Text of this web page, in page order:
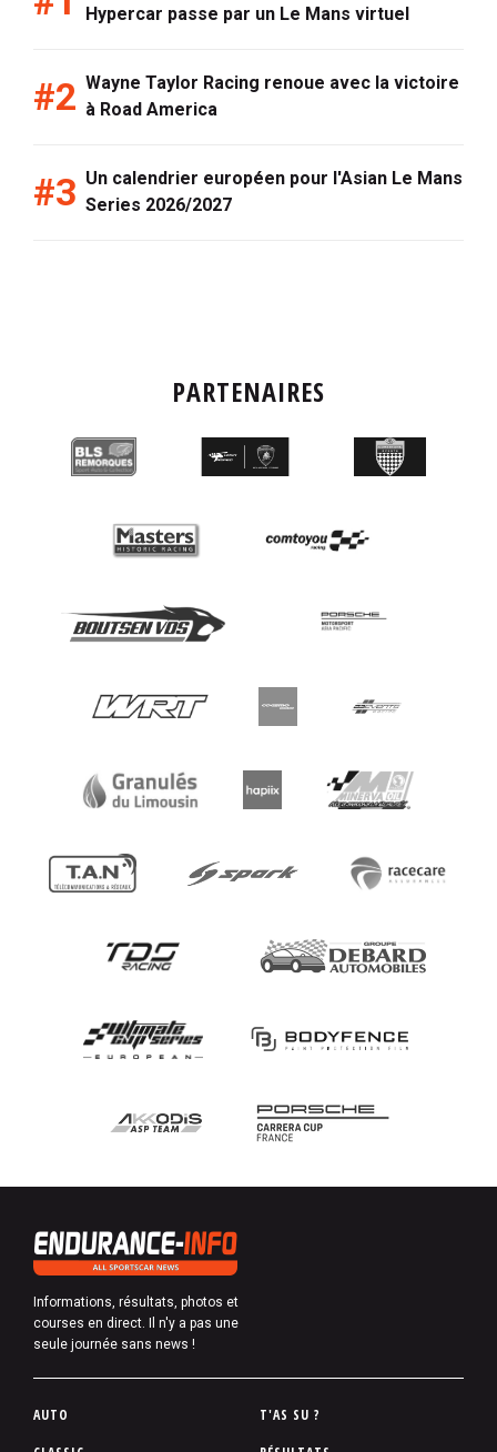
Hypercar passe par un Le Mans virtuel
Wayne Taylor Racing renoue avec la victoire
à Road America
Un calendrier européen pour l'Asian Le Mans
Series 2026/2027
PARTENAIRES
Informations, résultats, photos et
courses en direct. Il n'y a pas une
seule journée sans news !
P
AUTO
T'AS SU ?